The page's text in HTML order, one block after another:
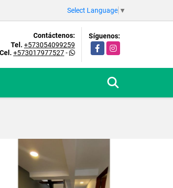
Select Language ▼
Contáctenos:
Tel. +573054099259
Cel. +573017977527-
Síguenos:
FacebookInstagram